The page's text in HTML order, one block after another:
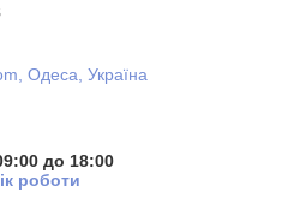
Одеса, Україна
до 18:00
роботи